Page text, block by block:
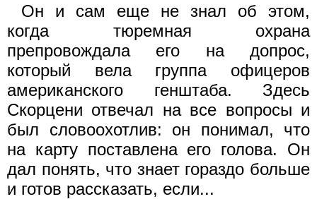
Он и сам еще не знал об этом,
когда тюремная охрана
препровождала его на допрос,
который вела группа офицеров
американского генштаба. Здесь
Скорцени отвечал на все вопросы и
был словоохотлив: он понимал, что
на карту поставлена его голова. Он
дал понять, что знает гораздо больше
и готов рассказать, если...